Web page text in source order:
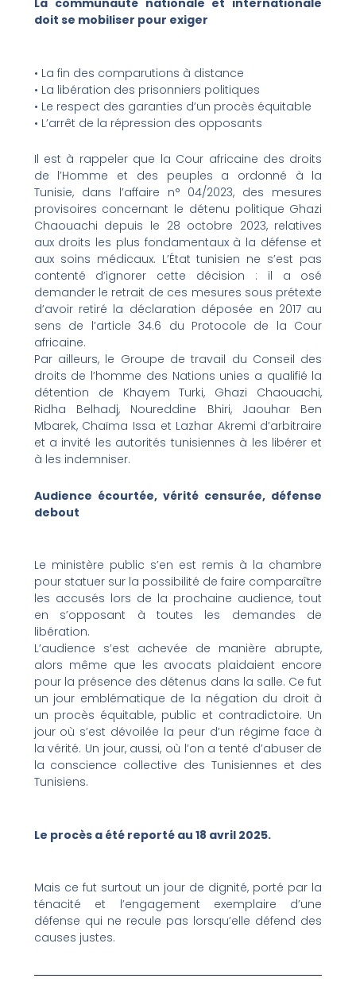
La communauté nationale et internationale
doit se mobiliser pour exiger
• La fin des comparutions à distance
• La libération des prisonniers politiques
• Le respect des garanties d’un procès équitable
• L’arrêt de la répression des opposants
Il est à rappeler que la Cour africaine des droits
de l’Homme et des peuples a ordonné à la
Tunisie, dans l’affaire n° 04/2023, des mesures
provisoires concernant le détenu politique Ghazi
Chaouachi depuis le 28 octobre 2023, relatives
aux droits les plus fondamentaux à la défense et
aux soins médicaux. L’État tunisien ne s’est pas
contenté d’ignorer cette décision : il a osé
demander le retrait de ces mesures sous prétexte
d’avoir retiré la déclaration déposée en 2017 au
sens de l’article 34.6 du Protocole de la Cour
africaine.
Par ailleurs, le Groupe de travail du Conseil des
droits de l’homme des Nations unies a qualifié la
détention de Khayem Turki, Ghazi Chaouachi,
Ridha Belhadj, Noureddine Bhiri, Jaouhar Ben
Mbarek, Chaïma Issa et Lazhar Akremi d’arbitraire
et a invité les autorités tunisiennes à les libérer et
à les indemniser.
Audience écourtée, vérité censurée, défense
debout
Le ministère public s’en est remis à la chambre
pour statuer sur la possibilité de faire comparaître
les accusés lors de la prochaine audience, tout
en s’opposant à toutes les demandes de
libération.
L’audience s’est achevée de manière abrupte,
alors même que les avocats plaidaient encore
pour la présence des détenus dans la salle. Ce fut
un jour emblématique de la négation du droit à
un procès équitable, public et contradictoire. Un
jour où s’est dévoilée la peur d’un régime face à
la vérité. Un jour, aussi, où l’on a tenté d’abuser de
la conscience collective des Tunisiennes et des
Tunisiens.
Le procès a été reporté au 18 avril 2025.
Mais ce fut surtout un jour de dignité, porté par la
ténacité et l’engagement exemplaire d’une
défense qui ne recule pas lorsqu’elle défend des
causes justes.
Prev